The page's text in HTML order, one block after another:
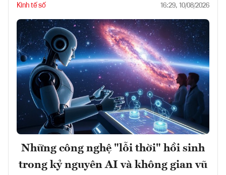
Kinh tế số 16:29, 10/08/2026
Những công nghệ "lỗi thời" hồi sinh
trong kỷ nguyên AI và không gian vũ